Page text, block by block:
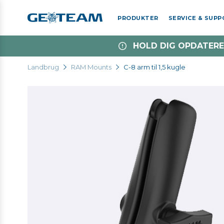
PRODUKTER SERVICE &
HOLD DIG
Landbrug RAM Mounts C-8 arm til 1,5 kugle